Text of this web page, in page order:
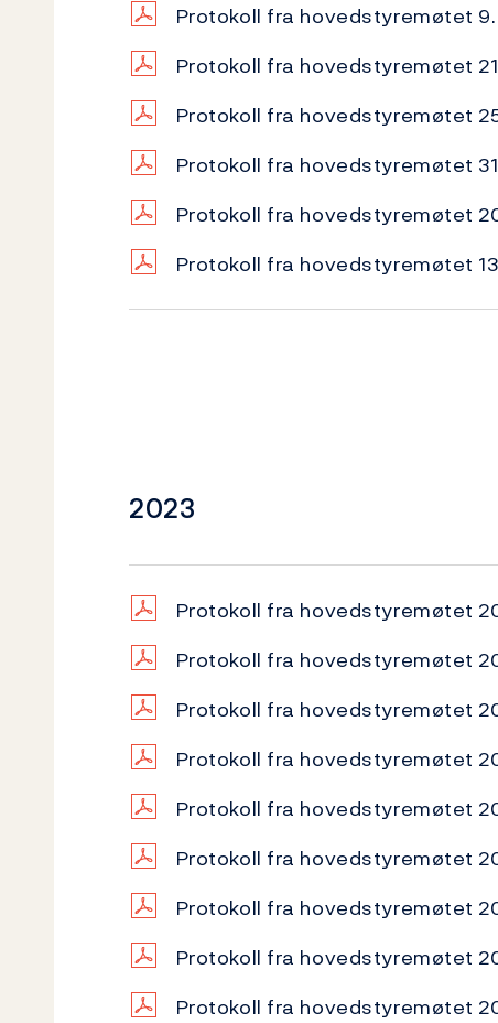
Protokoll fra hovedstyremøtet
Protokoll fra hovedstyremøtet
Protokoll fra hovedstyremøtet
Protokoll fra hovedstyremøtet
Protokoll fra hovedstyremøtet
Protokoll fra hovedstyremøtet
2023
Protokoll fra hovedstyremøtet
Protokoll fra hovedstyremøtet
Protokoll fra hovedstyremøtet
Protokoll fra hovedstyremøtet
Protokoll fra hovedstyremøtet
Protokoll fra hovedstyremøtet
Protokoll fra hovedstyremøtet
Protokoll fra hovedstyremøtet
Protokoll fra hovedstyremøtet